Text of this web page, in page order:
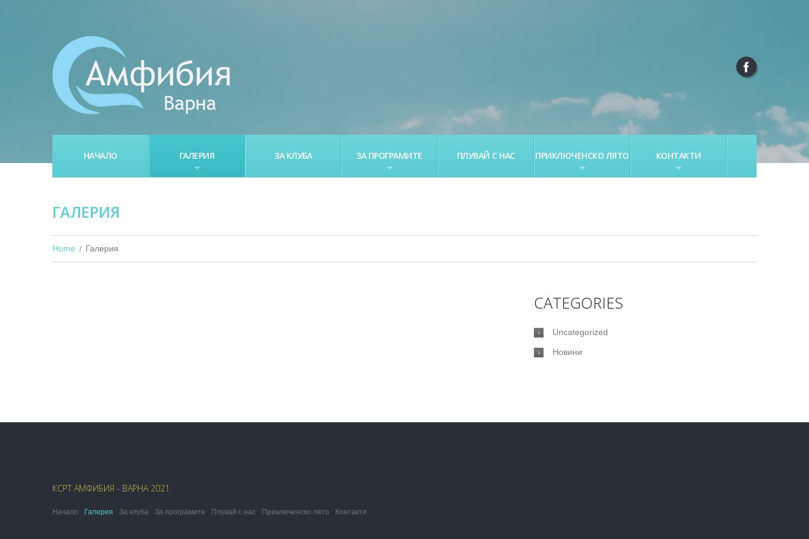
НАЧАЛО ГАЛЕРИЯ ЗА КЛУБА ЗА ПРОГРАМИТЕ ПЛУВАЙ С НАС ПРИКЛЮЧЕНСКО ЛЯТО КОНТАКТИ
ГАЛЕРИЯ
Home Галерия
CATEGORIES
Uncategorized
Новини
КСРТ АМФИБИЯ - ВАРНА 2021.
Начало Галерия За клуба За програмите Плувай с нас Приключенско лято Контакти